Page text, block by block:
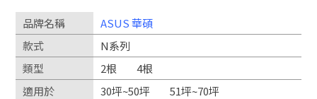
品牌名稱
ASUS 華碩
款式
N系列
類型
2根
4根
適用於
30坪~50坪
51坪~70坪